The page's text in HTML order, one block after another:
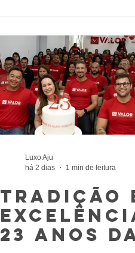
Luxo Aju
há 2 dias
1 min de leitura
Tradição
23 Anos